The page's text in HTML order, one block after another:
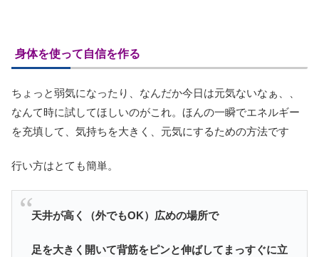
身体を使って自信を作る
ちょっと弱気になったり、なんだか今日は元気ないなぁ、、
なんて時に試してほしいのがこれ。ほんの一瞬でエネルギー
を充填して、気持ちを大きく、元気にするための方法です
行い方はとても簡単。
天井が高く（外でもOK）広めの場所で
足を大きく開いて背筋をピンと伸ばしてまっすぐに立